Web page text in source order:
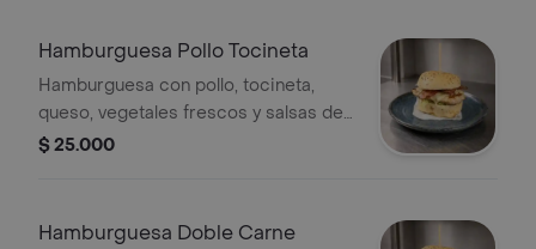
Hamburguesa Pollo Tocineta
Hamburguesa con pollo, tocineta,
queso, vegetales frescos y salsas de
la casa en pan de hamburguesa.
$ 25.000
Hamburguesa Doble Carne